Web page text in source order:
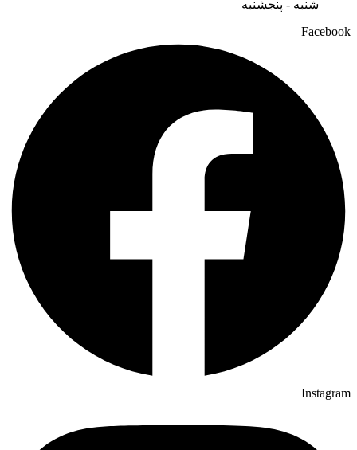
شنبه - پنجشنبه
Facebook
Instagram